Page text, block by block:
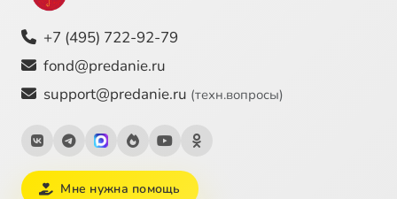
+7 (495) 722-92-79
fond@predanie.ru
support@predanie.ru (техн.вопросы)
Мне нужна помощь